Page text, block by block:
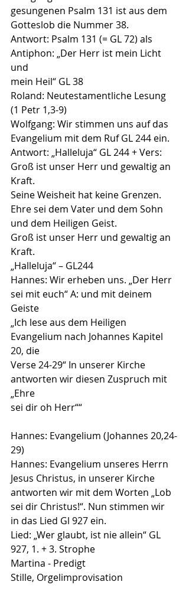
gesungenen Psalm 131 ist aus dem
Gotteslob die Nummer 38.
Antwort: Psalm 131 (= GL 72) als
Antiphon: „Der Herr ist mein Licht
und
mein Heil“ GL 38
Roland: Neutestamentliche Lesung
(1 Petr 1,3-9)
Wolfgang: Wir stimmen uns auf das
Evangelium mit dem Ruf GL 244 ein.
Antwort: „Halleluja“ GL 244 + Vers:
Groß ist unser Herr und gewaltig an
Kraft.
Seine Weisheit hat keine Grenzen.
Ehre sei dem Vater und dem Sohn
und dem Heiligen Geist.
Groß ist unser Herr und gewaltig an
Kraft.
„Halleluja“ – GL244
Hannes: Wir erheben uns. „Der Herr
sei mit euch“ A: und mit deinem
Geiste
„Ich lese aus dem Heiligen
Evangelium nach Johannes Kapitel
20, die
Verse 24-29“ In unserer Kirche
antworten wir diesen Zuspruch mit
„Ehre
sei dir oh Herr““
Hannes: Evangelium (Johannes 20,24-
29)
Hannes: Evangelium unseres Herrn
Jesus Christus, in unserer Kirche
antworten wir mit dem Worten „Lob
sei dir Christus!“. Nun stimmen wir
in das Lied Gl 927 ein.
Lied: „Wer glaubt, ist nie allein“ GL
927, 1. + 3. Strophe
Martina - Predigt
Stille, Orgelimprovisation